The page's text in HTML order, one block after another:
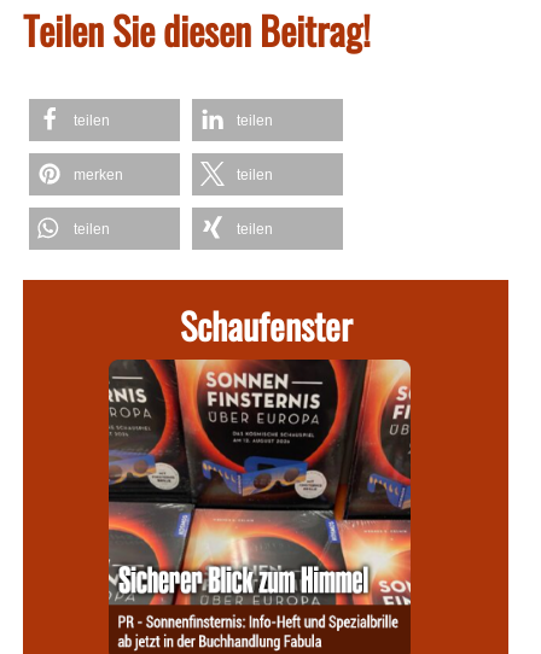
Teilen Sie diesen Beitrag!
teilen teilen
merken teilen
teilen teilen
Schaufenster